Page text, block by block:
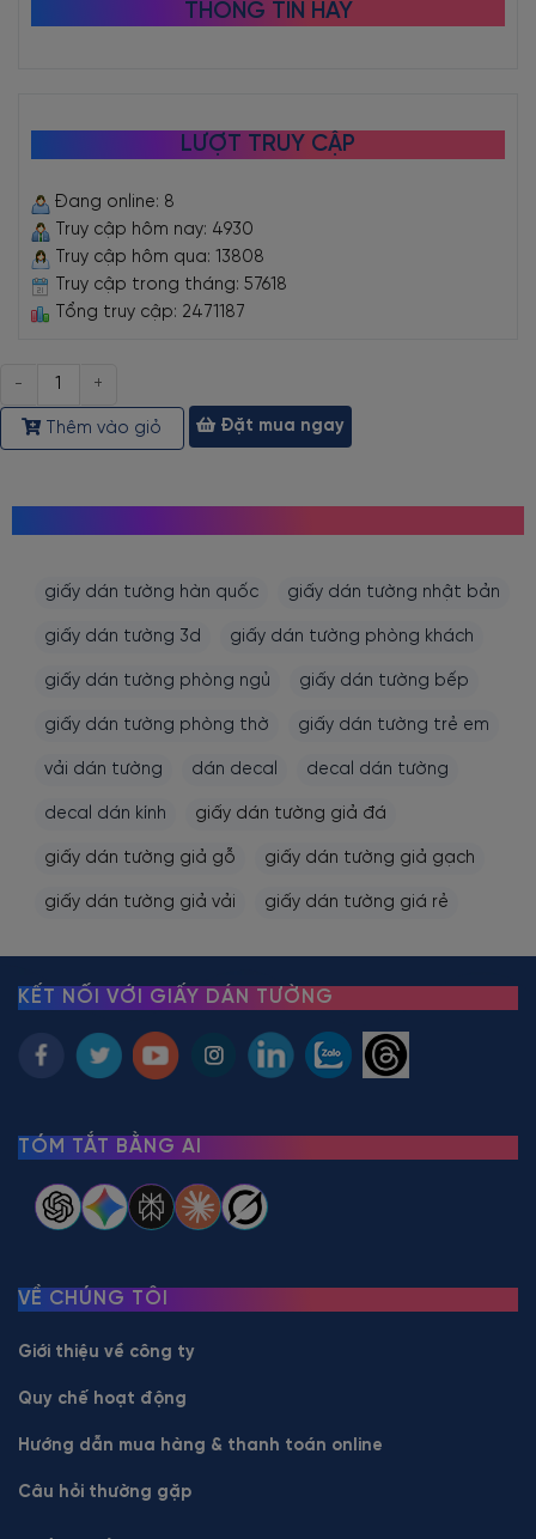
THÔNG TIN HAY
LƯỢT TRUY CẬP
Đang online: 8
Truy cập hôm nay: 4930
Truy cập hôm qua: 13808
Truy cập trong tháng: 57618
Tổng truy cập: 2471187
Số
lượng
Thêm vào giỏ
Đặt mua ngay
giấy dán tường hàn quốc giấy dán tường nhật bản
giấy dán tường 3d giấy dán tường phòng khách
giấy dán tường phòng ngủ giấy dán tường bếp
giấy dán tường phòng thờ giấy dán tường trẻ em
vải dán tường dán decal decal dán tường
decal dán kính giấy dán tường giả đá
giấy dán tường giả gỗ giấy dán tường giả gạch
giấy dán tường giả vải giấy dán tường giá rẻ
KẾT NỐI VỚI GIẤY DÁN TƯỜNG
TÓM TẮT BẰNG AI
VỀ CHÚNG TÔI
Giới thiệu về công ty
Quy chế hoạt động
Hướng dẫn mua hàng & thanh toán online
Câu hỏi thường gặp